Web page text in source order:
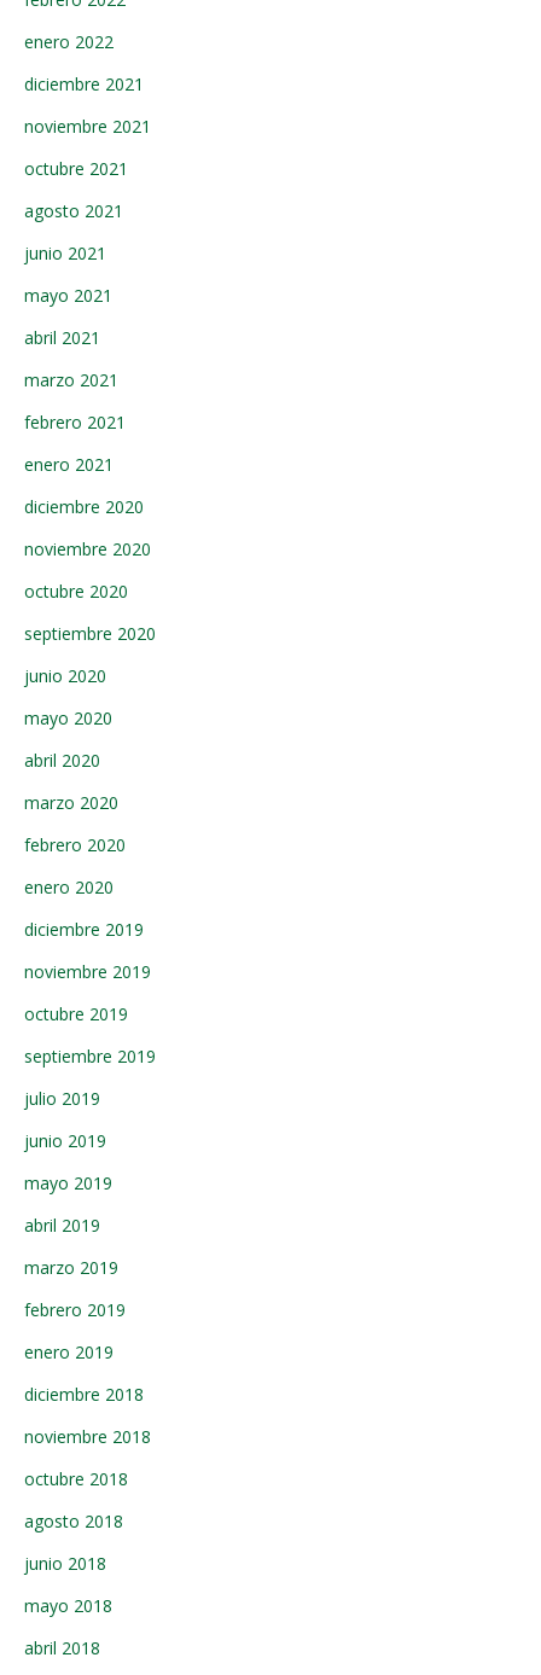
enero 2022
diciembre 2021
noviembre 2021
octubre 2021
agosto 2021
junio 2021
mayo 2021
abril 2021
marzo 2021
febrero 2021
enero 2021
diciembre 2020
noviembre 2020
octubre 2020
septiembre 2020
junio 2020
mayo 2020
abril 2020
marzo 2020
febrero 2020
enero 2020
diciembre 2019
noviembre 2019
octubre 2019
septiembre 2019
julio 2019
junio 2019
mayo 2019
abril 2019
marzo 2019
febrero 2019
enero 2019
diciembre 2018
noviembre 2018
octubre 2018
agosto 2018
junio 2018
mayo 2018
abril 2018